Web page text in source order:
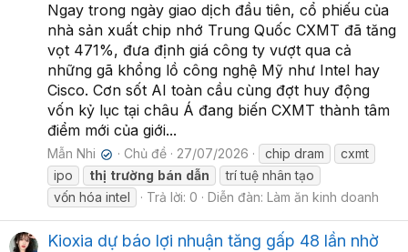
Ngay trong ngày giao dịch đầu tiên, cổ phiếu của
nhà sản xuất chip nhớ Trung Quốc CXMT đã tăng
vọt 471%, đưa định giá công ty vượt qua cả
những gã khổng lồ công nghệ Mỹ như Intel hay
Cisco. Cơn sốt AI toàn cầu cùng đợt huy động
vốn kỷ lục tại châu Á đang biến CXMT thành tâm
điểm mới của giới...
Mẫn Nhi ✔ Chủ đề 27/07/2026 chip dram
cxmt
ipo
thị trường bán dẫn
trí tuệ nhân tạo
vốn hóa intel
Trả lời: 0 Diễn đàn: Làm ăn kinh doanh
Kioxia dự báo lợi nhuận tăng gấp 48 lần nhờ